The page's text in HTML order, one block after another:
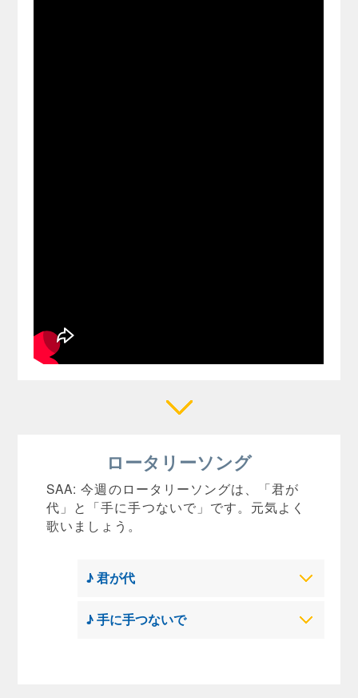
ロータリーソング
SAA: 今週のロータリーソングは、「君が
代」と「手に手つないで」です。元気よく
歌いましょう。
♪ 君が代
♪ 手に手つないで